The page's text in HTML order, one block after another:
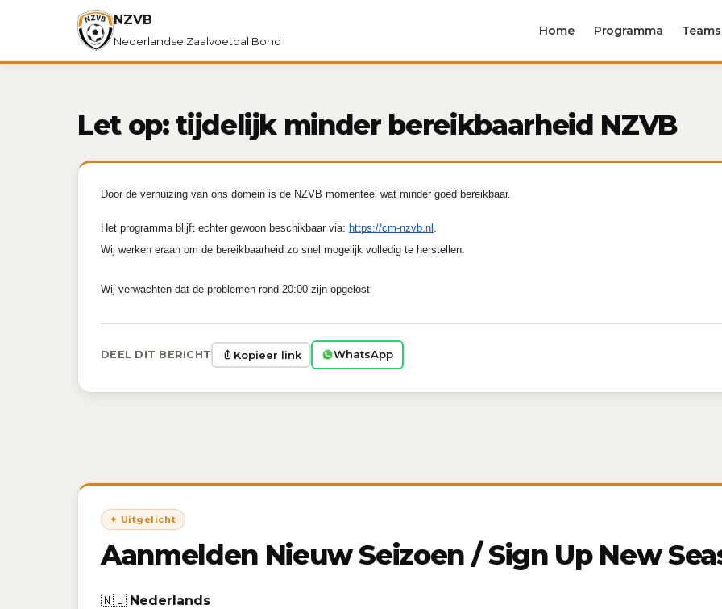
NZVB
Nederlandse Zaalvoetbal Bond
Home Programma Teams
Let op: tijdelijk minder bereikbaarheid NZVB
Door de verhuizing van ons domein is de NZVB momenteel wat minder goed bereikbaar.
Het programma blijft echter gewoon beschikbaar via: https://cm-nzvb.nl
Wij werken eraan om de bereikbaarheid zo snel mogelijk volledig te herstellen.
Wij verwachten dat de problemen rond 20:00 zijn opgelost
DEEL DIT BERICHT Kopieer link WhatsApp
Aanmelden Nieuw Seizoen / Sign Up New
🇳🇱 Nederlands